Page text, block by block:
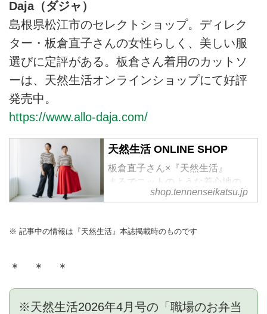
Daja（ダジャ）
島根県松江市のセレクトショップ。ディレク
ター・板倉直子さんの女性らしく、美しい服
選びに定評がある。板倉さん着用のカットソ
ーは、天然生活オンラインショップにて好評
発売中。
https://www.allo-daja.com/
天然生活 ONLINE SHOP
板倉直子さん×『天然生活』
まるでニットのような着心地の
「ボートネックカットソー」
shop.tennenseikatsu.jp
※ 記事中の情報は『天然生活』本誌掲載時のものです
＊ ＊ ＊
※天然生活2026年4月号の「職場のお弁当